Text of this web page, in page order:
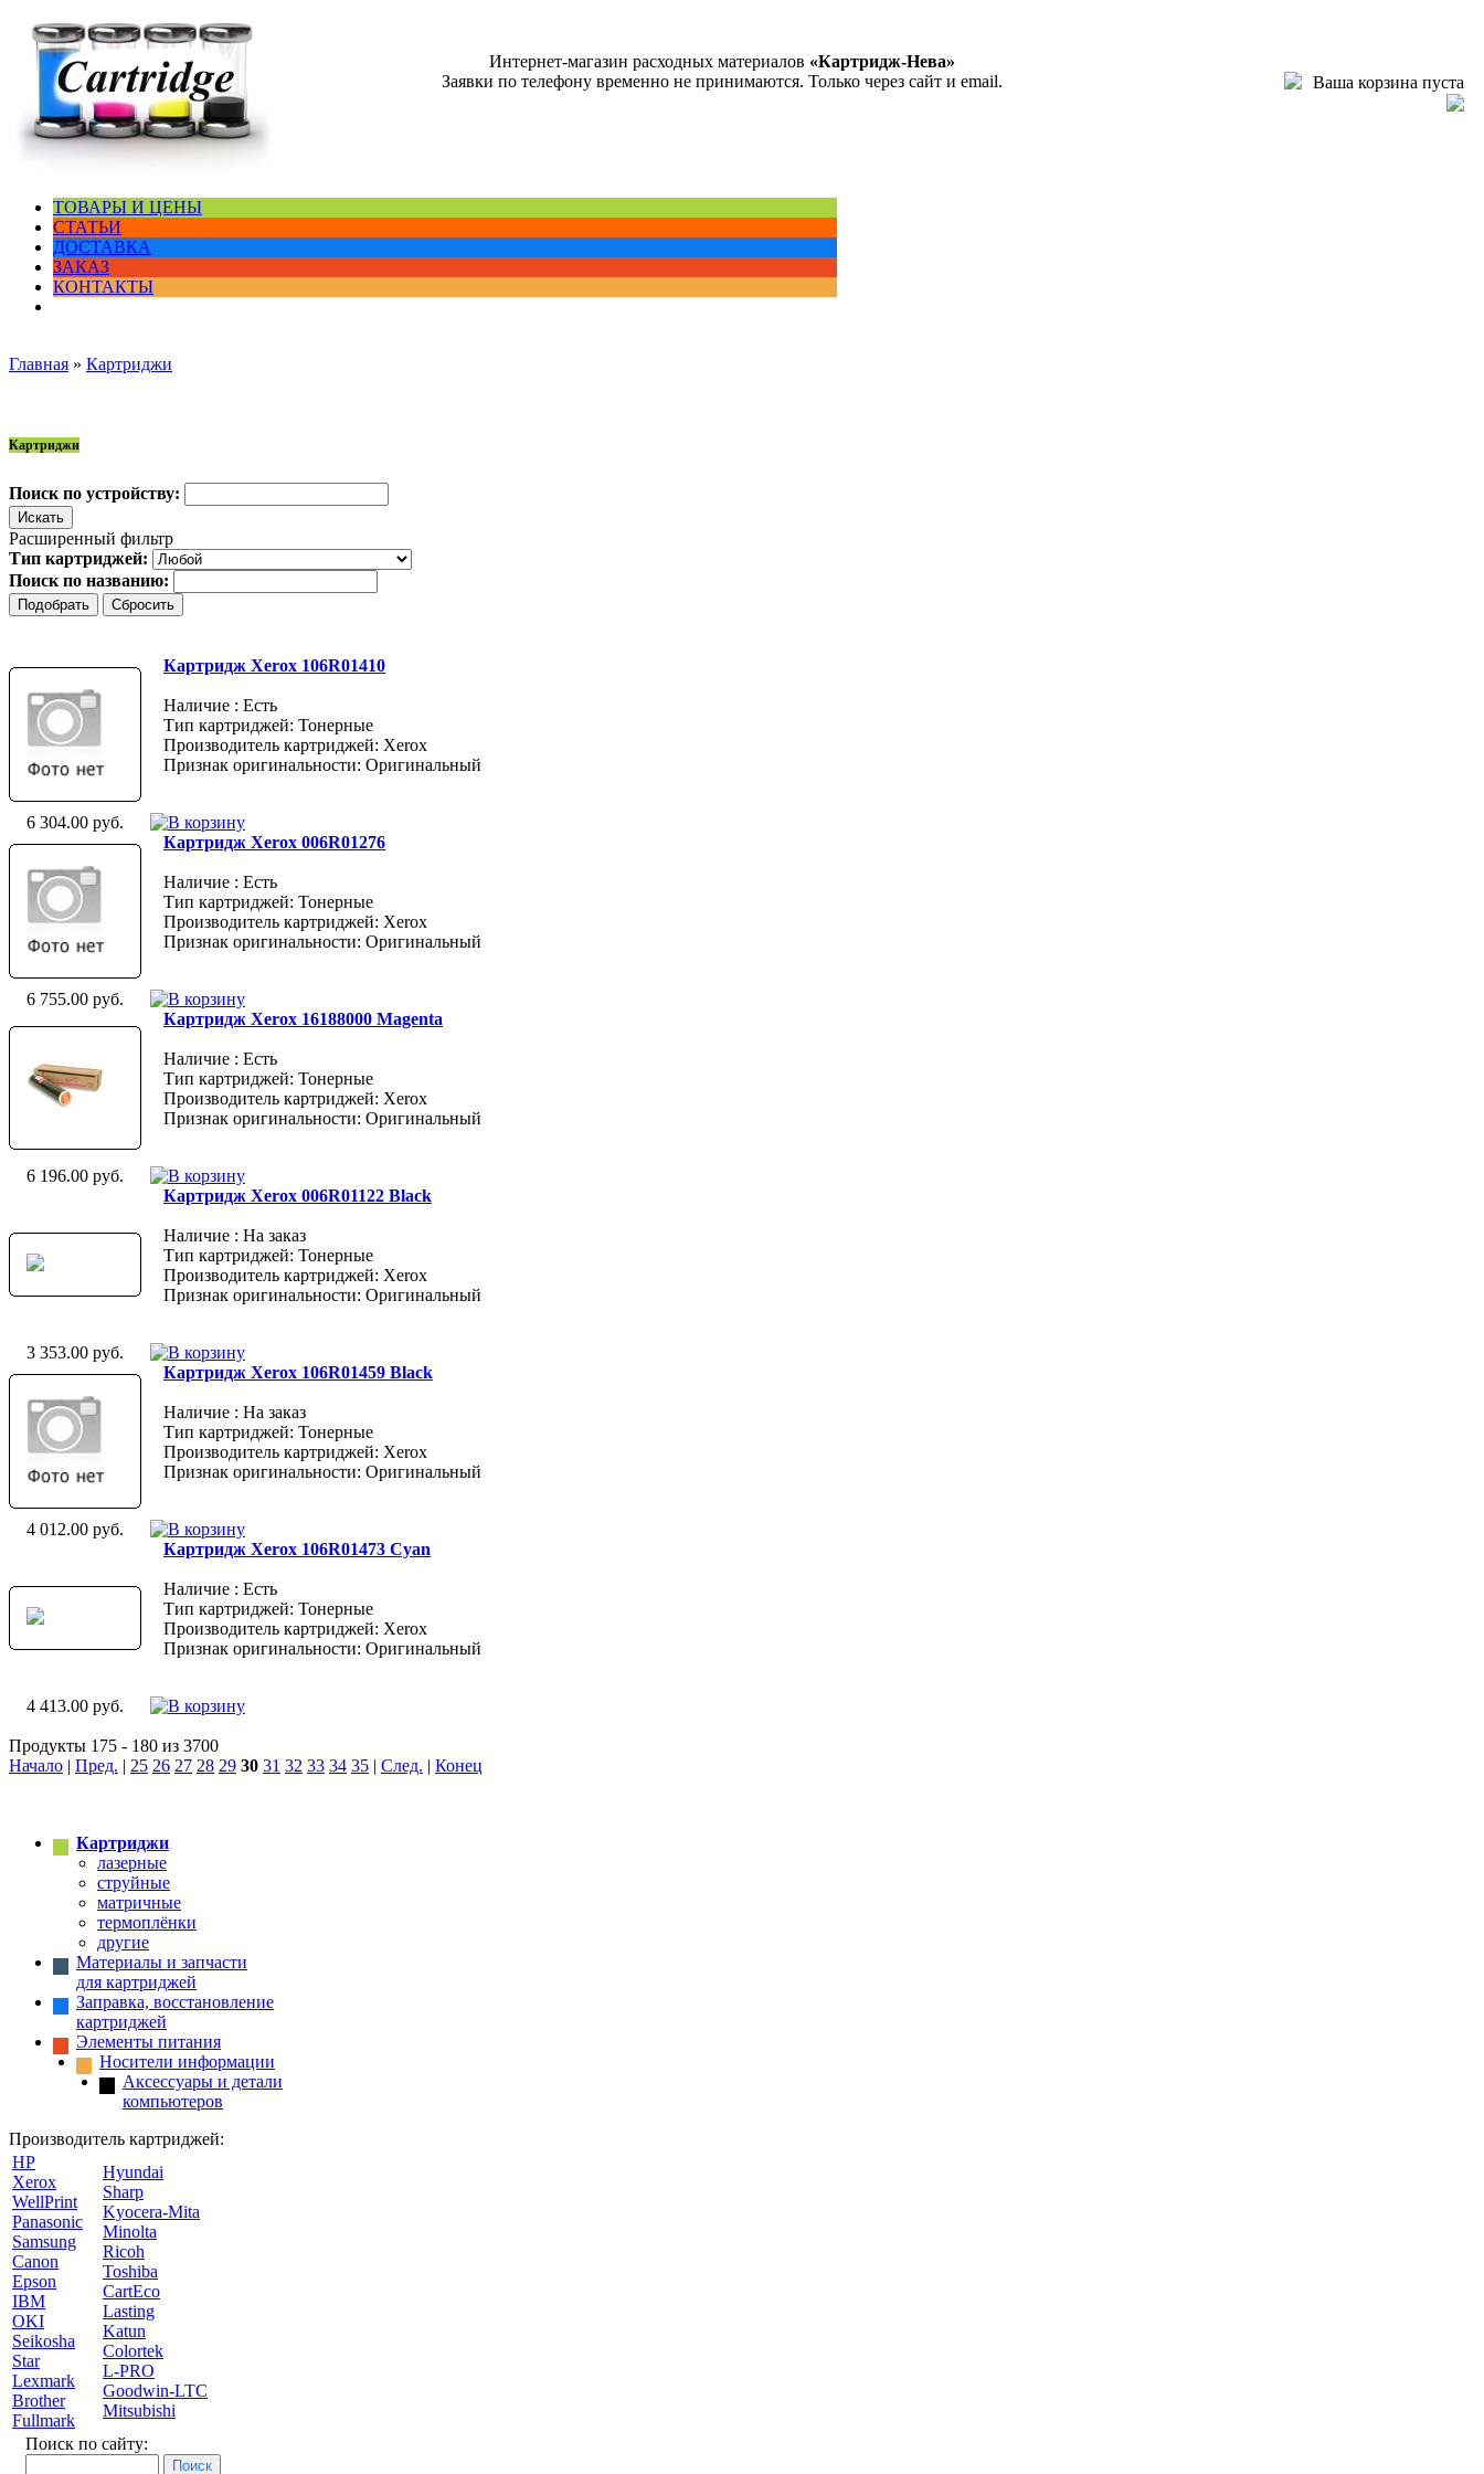
Интернет-магазин расходных материалов «Картридж-Нева»
Заявки по телефону временно не принимаются. Только через сайт и email.
Ваша корзина пуста
ТОВАРЫ И ЦЕНЫ
СТАТЬИ
ДОСТАВКА
ЗАКАЗ
КОНТАКТЫ
Главная » Картриджи
Картриджи
Поиск по устройству:
Расширенный фильтр
Тип картриджей:
Поиск по названию:
Картридж Xerox 106R01410
Наличие : Есть
Тип картриджей: Тонерные
Производитель картриджей: Xerox
Признак оригинальности: Оригинальный
6 304.00 руб.
Картридж Xerox 006R01276
Наличие : Есть
Тип картриджей: Тонерные
Производитель картриджей: Xerox
Признак оригинальности: Оригинальный
6 755.00 руб.
Картридж Xerox 16188000 Magenta
Наличие : Есть
Тип картриджей: Тонерные
Производитель картриджей: Xerox
Признак оригинальности: Оригинальный
6 196.00 руб.
Картридж Xerox 006R01122 Black
Наличие : На заказ
Тип картриджей: Тонерные
Производитель картриджей: Xerox
Признак оригинальности: Оригинальный
3 353.00 руб.
Картридж Xerox 106R01459 Black
Наличие : На заказ
Тип картриджей: Тонерные
Производитель картриджей: Xerox
Признак оригинальности: Оригинальный
4 012.00 руб.
Картридж Xerox 106R01473 Cyan
Наличие : Есть
Тип картриджей: Тонерные
Производитель картриджей: Xerox
Признак оригинальности: Оригинальный
4 413.00 руб.
Продукты 175 - 180 из 3700
Начало | Пред. | 25 26 27 28 29 30 31 32 33 34 35 | След. | Конец
Картриджи
лазерные
струйные
матричные
термоплёнки
другие
Материалы и запчасти
для картриджей
Заправка, восстановление
картриджей
Элементы питания
Носители информации
Аксессуары и детали
компьютеров
Производитель картриджей:
HP
Xerox
WellPrint
Panasonic
Samsung
Canon
Epson
IBM
OKI
Seikosha
Star
Lexmark
Brother
Fullmark
Hyundai
Sharp
Kyocera-Mita
Minolta
Ricoh
Toshiba
CartEco
Lasting
Katun
Colortek
L-PRO
Goodwin-LTC
Mitsubishi
Поиск по сайту: